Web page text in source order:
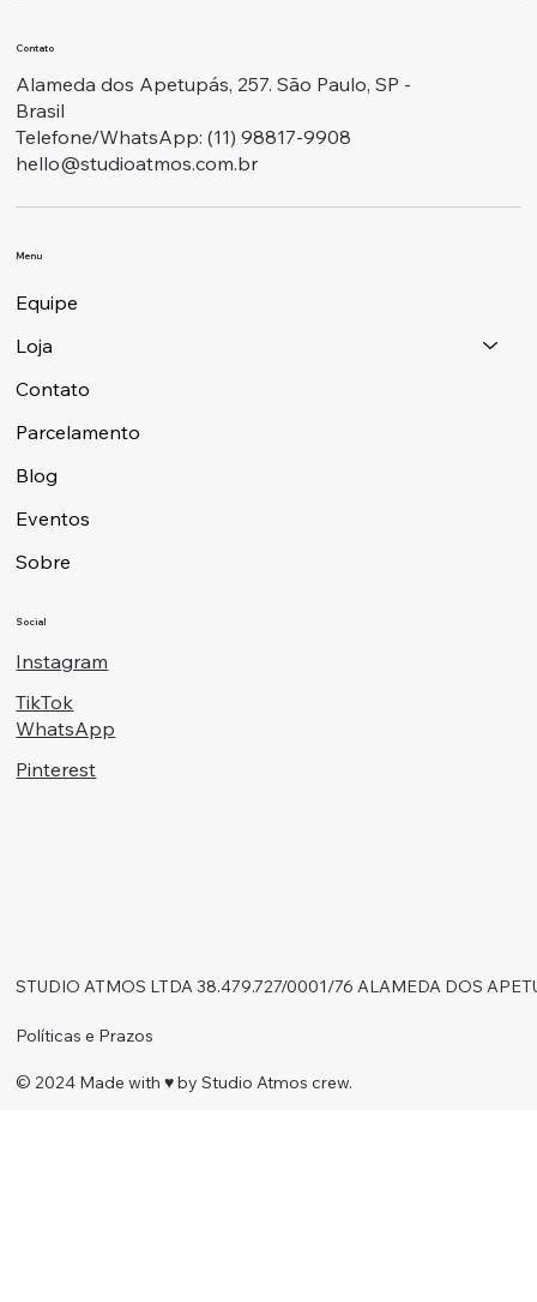
Contato
Alameda dos Apetupás, 257. São Paulo, SP -
Brasil
Telefone/WhatsApp: ‭(11) 98817-9908
hello@studioatmos.com.br
Menu
Equipe
Loja
Contato
Parcelamento
Blog
Eventos
Sobre
Social
Instagram
TikTok
WhatsApp
Pinterest
STUDIO ATMOS LTDA 38.479.727/0001/76 ALAMEDA DOS
Políticas e Prazos
© 2024 Made with ♥︎ by Studio Atmos crew.